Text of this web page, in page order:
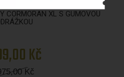
CORMORAN XL S GUMOVOU
Kč
Kč